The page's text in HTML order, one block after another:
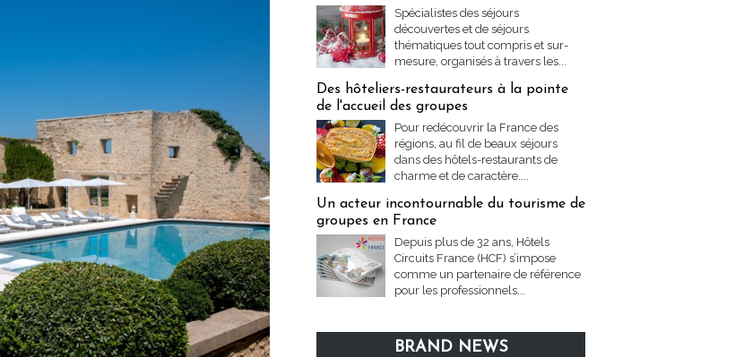
Spécialistes des séjours
découvertes et de séjours
thématiques tout compris et sur-
mesure, organisés à travers les...
Des hôteliers-restaurateurs à la pointe
de l'accueil des groupes
Pour redécouvrir la France des
régions, au fil de beaux séjours
dans des hôtels-restaurants de
charme et de caractère....
Un acteur incontournable du tourisme de
groupes en France
Depuis plus de 32 ans, Hôtels
Circuits France (HCF) s’impose
comme un partenaire de référence
pour les professionnels...
BRAND NEWS